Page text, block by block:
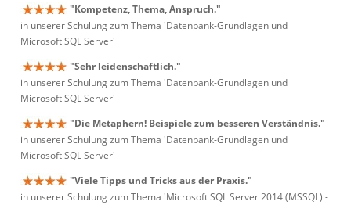
"Kompetenz, Thema, Anspruch."
in unserer Schulung zum Thema 'Datenbank-Grundlagen und
Microsoft SQL Server'
"Sehr leidenschaftlich."
in unserer Schulung zum Thema 'Datenbank-Grundlagen und
Microsoft SQL Server'
"Die Metaphern! Beispiele zum besseren Verständnis."
in unserer Schulung zum Thema 'Datenbank-Grundlagen und
Microsoft SQL Server'
"Viele Tipps und Tricks aus der Praxis."
in unserer Schulung zum Thema 'Microsoft SQL Server 2014 (MSSQL) -